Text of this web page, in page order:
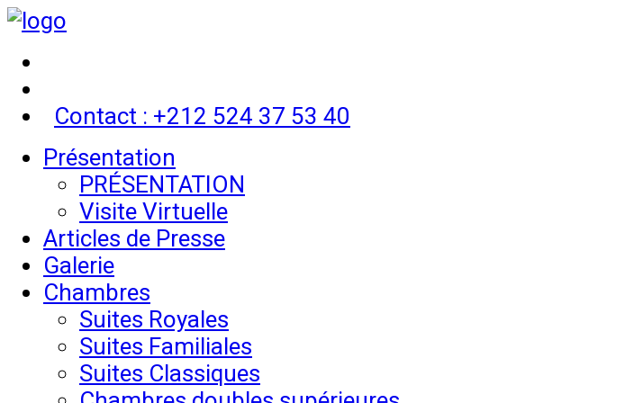
Contact : +212 524 37 53 40
Présentation
PRÉSENTATION
Visite Virtuelle
Articles de Presse
Galerie
Chambres
Suites Royales
Suites Familiales
Suites Classiques